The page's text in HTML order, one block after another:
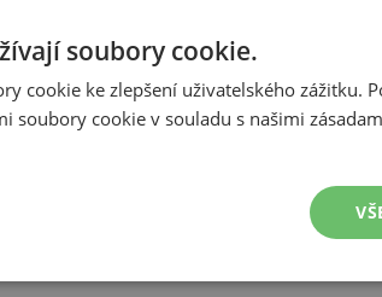
objektů, spropitné řidiči autobusu,
uvést přímo ve smlouvě o zájezdu,
soubory cookie.
cookie ke zlepšení uživatelského zážitku.
soubory cookie v souladu s našimi